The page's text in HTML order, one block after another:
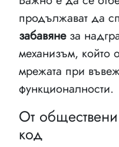
продължават да
забавянеза
механизъм, който
мрежата при
функционалности.
От
код